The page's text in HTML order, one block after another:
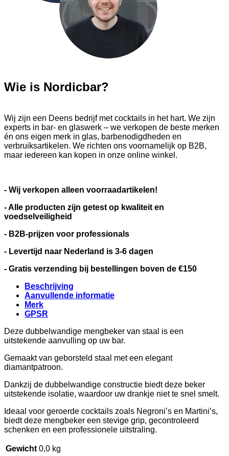
Wie is Nordicbar?
Wij zijn een Deens bedrijf met cocktails in het hart. We zijn
experts in bar- en glaswerk – we verkopen de beste merken
én ons eigen merk in glas, barbenodigdheden en
verbruiksartikelen. We richten ons voornamelijk op B2B,
maar iedereen kan kopen in onze online winkel.
- Wij verkopen alleen voorraadartikelen!
- Alle producten zijn getest op kwaliteit en
voedselveiligheid
- B2B-prijzen voor professionals
- Levertijd naar Nederland is 3-6 dagen
- Gratis verzending bij bestellingen boven de €150
Beschrijving
Aanvullende informatie
Merk
GPSR
Deze dubbelwandige mengbeker van staal is een
uitstekende aanvulling op uw bar.
Gemaakt van geborsteld staal met een elegant
diamantpatroon.
Dankzij de dubbelwandige constructie biedt deze beker
uitstekende isolatie, waardoor uw drankje niet te snel smelt.
Ideaal voor geroerde cocktails zoals Negroni’s en Martini’s,
biedt deze mengbeker een stevige grip, gecontroleerd
schenken en een professionele uitstraling.
Gewicht 0,0 kg